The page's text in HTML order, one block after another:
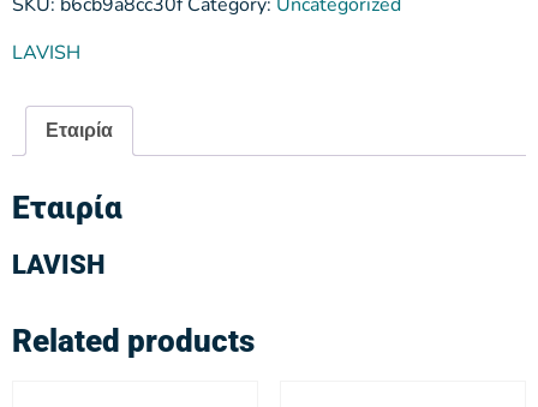
LAVISH
Εταιρία
Εταιρία
LAVISH
Related products